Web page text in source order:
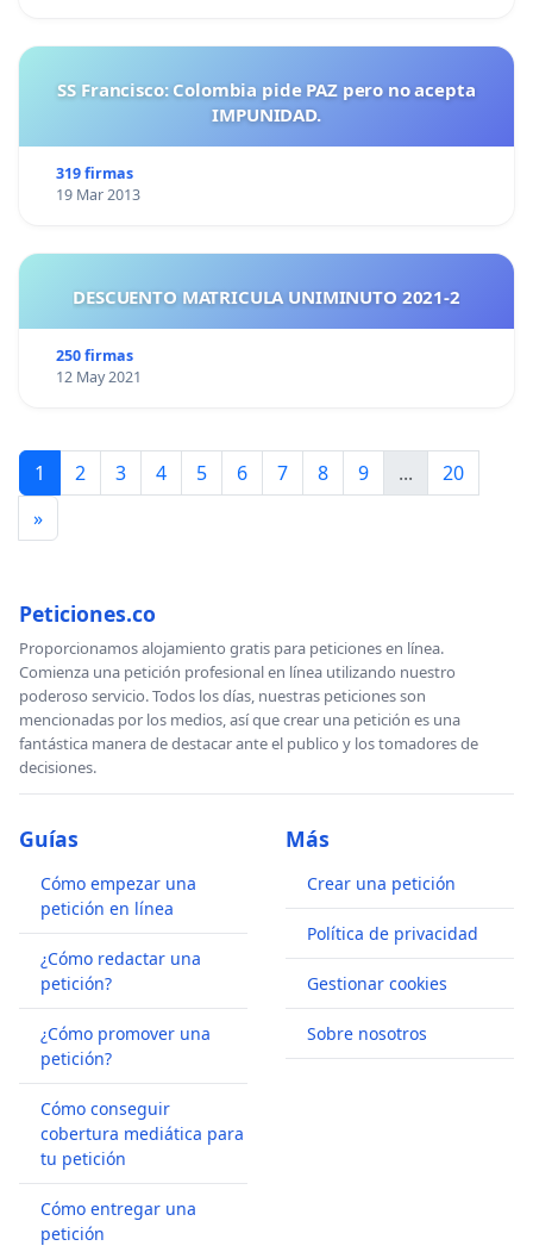
SS Francisco: Colombia pide PAZ pero no acepta
IMPUNIDAD.
319 firmas
19 Mar 2013
DESCUENTO MATRICULA UNIMINUTO 2021-2
250 firmas
12 May 2021
1 2 3 4 5 6 7 8 9 ...
20
»
Peticiones.co
Proporcionamos alojamiento gratis para peticiones en línea.
Comienza una petición profesional en línea utilizando nuestro
poderoso servicio. Todos los días, nuestras peticiones son
mencionadas por los medios, así que crear una petición es una
fantástica manera de destacar ante el publico y los tomadores de
decisiones.
Guías
Cómo empezar una
petición en línea
¿Cómo redactar una
petición?
¿Cómo promover una
petición?
Cómo conseguir
cobertura mediática para
tu petición
Cómo entregar una
petición
Más
Crear una petición
Política de privacidad
Gestionar cookies
Sobre nosotros